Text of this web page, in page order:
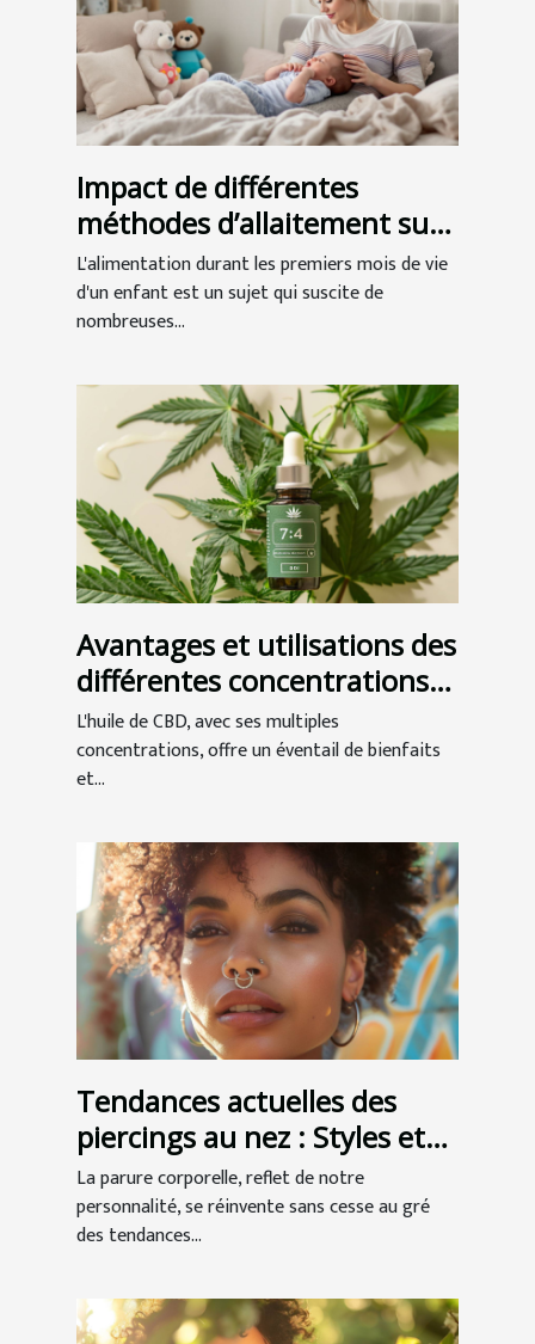
Impact de différentes
méthodes d’allaitement sur
l’éducation infantile
L'alimentation durant les premiers mois de vie
d'un enfant est un sujet qui suscite de
nombreuses...
Avantages et utilisations des
différentes concentrations
d'huile de CBD
L'huile de CBD, avec ses multiples
concentrations, offre un éventail de bienfaits
et...
Tendances actuelles des
piercings au nez : Styles et
inspirations
La parure corporelle, reflet de notre
personnalité, se réinvente sans cesse au gré
des tendances...